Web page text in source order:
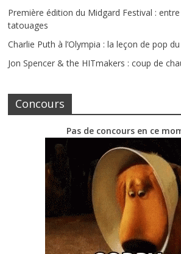
Première édition du Midgard Festival :
tatouages
Charlie Puth à l’Olympia : la leçon de pop
Jon Spencer & the HITmakers : coup de
Concours
Pas de concours en ce